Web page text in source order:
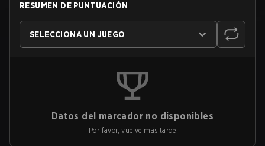
RESUMEN DE PUNTUACIÓN
SELECCIONA UN JUEGO
Datos del marcador no disponibles
Por favor, vuelve más tarde